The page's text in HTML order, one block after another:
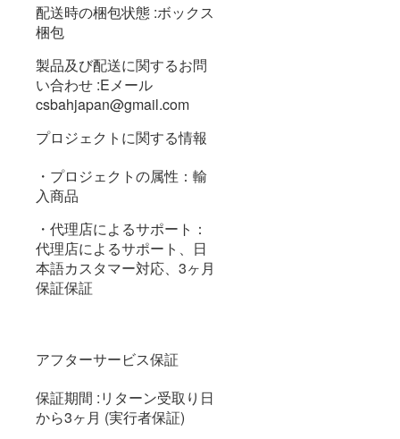
配送時の梱包状態 :ボックス
梱包
製品及び配送に関するお問
い合わせ :Eメール
csbahjapan@gmail.com
プロジェクトに関する情報
・プロジェクトの属性：輸
入商品
・代理店によるサポート：
代理店によるサポート、日
本語カスタマー対応、3ヶ月
保証保証
アフターサービス保証
保証期間 :リターン受取り日
から3ヶ月 (実行者保証)